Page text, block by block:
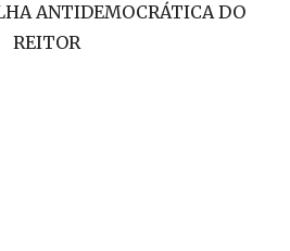
ANTIDEMOCRÁTICA DO
REITOR